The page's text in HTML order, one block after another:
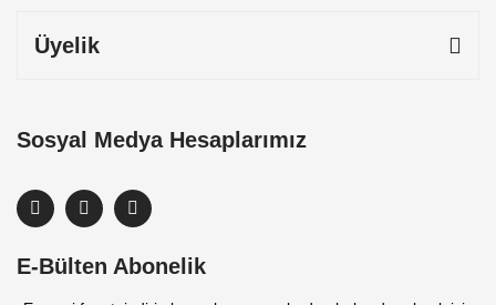
Üyelik
Sosyal Medya Hesaplarımız
E-Bülten Abonelik